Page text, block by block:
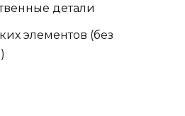
детали
элементов (без